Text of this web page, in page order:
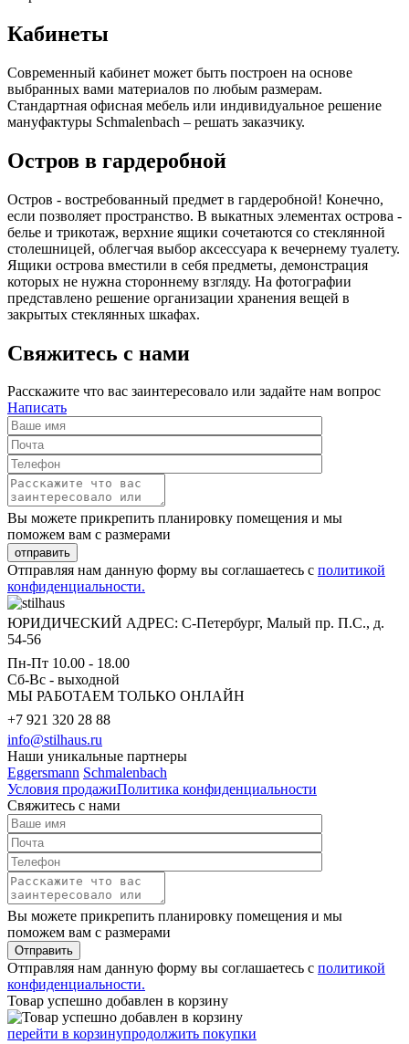
Кабинеты
Современный кабинет может быть построен на основе
выбранных вами материалов по любым размерам.
Стандартная офисная мебель или индивидуальное решение
мануфактуры Schmalenbach – решать заказчику.
Остров в гардеробной
Остров - востребованный предмет в гардеробной! Конечно,
если позволяет пространство. В выкатных элементах острова -
белье и трикотаж, верхние ящики сочетаются со стеклянной
столешницей, облегчая выбор аксессуара к вечернему туалету.
Ящики острова вместили в себя предметы, демонстрация
которых не нужна стороннему взгляду. На фотографии
представлено решение организации хранения вещей в
закрытых стеклянных шкафах.
Свяжитесь с нами
Расскажите что вас заинтересовало или задайте нам вопрос
Написать
Вы можете прикрепить планировку помещения и мы
поможем вам с размерами
отправить
Отправляя нам данную форму вы соглашаетесь с политикой
конфиденциальности.
ЮРИДИЧЕСКИЙ АДРЕС: С-Петербург, Малый пр. П.С., д.
54-56
Пн-Пт 10.00 - 18.00
Сб-Вс - выходной
МЫ РАБОТАЕМ ТОЛЬКО ОНЛАЙН
+7 921 320 28 88
info@stilhaus.ru
Наши уникальные партнеры
Eggersmann Schmalenbach
Условия продажиПолитика конфиденциальности
Свяжитесь с нами
Вы можете прикрепить планировку помещения и мы
поможем вам с размерами
Отправить
Отправляя нам данную форму вы соглашаетесь с политикой
конфиденциальности.
Товар успешно добавлен в корзину
перейти в корзинупродолжить покупки